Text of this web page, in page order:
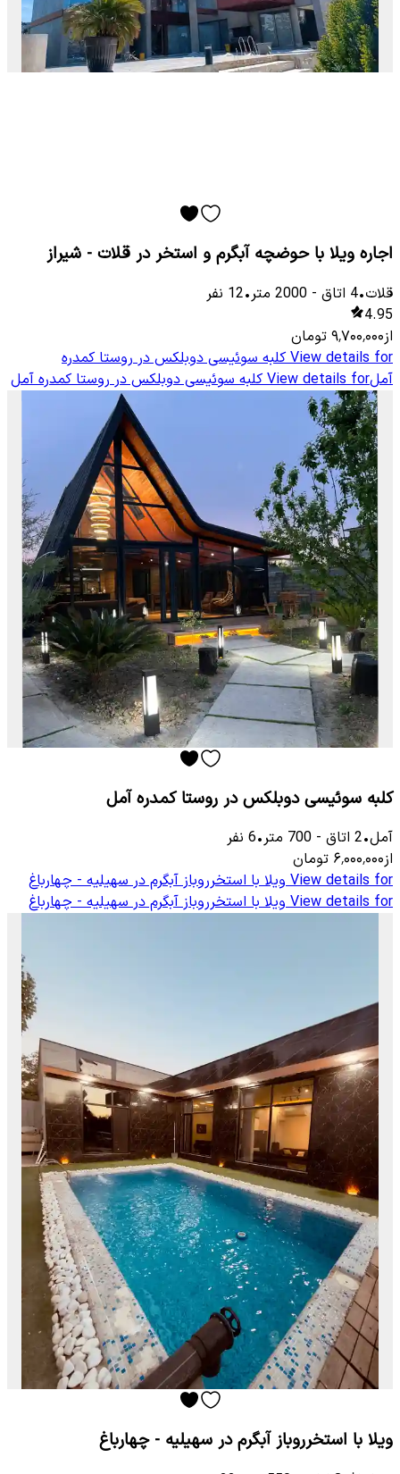
اجاره ویلا با حوضچه آبگرم و استخر در قلات - شیراز
قلات•
4 اتاق -
2000 متر•
12 نفر
4.95
از۹٬۷۰۰٬۰۰۰ تومان
View details for کلبه سوئیسی دوبلکس در روستا کمدره
آملView details for کلبه سوئیسی دوبلکس در روستا کمدره آمل
کلبه سوئیسی دوبلکس در روستا کمدره آمل
آمل•
2 اتاق -
700 متر•
6 نفر
از۶٬۰۰۰٬۰۰۰ تومان
View details for ویلا با استخرروباز آبگرم در سهیلیه - چهارباغ
View details for ویلا با استخرروباز آبگرم در سهیلیه - چهارباغ
ویلا با استخرروباز آبگرم در سهیلیه - چهارباغ